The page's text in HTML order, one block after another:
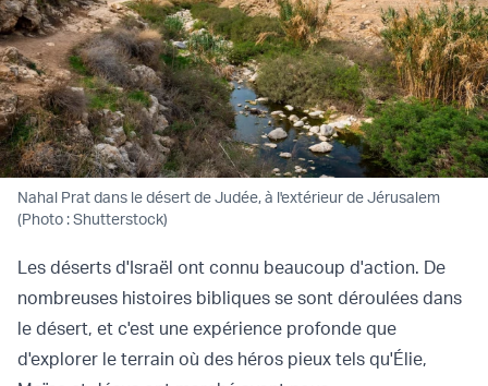
Nahal Prat dans le désert de Judée, à l'extérieur de Jérusalem
(Photo : Shutterstock)
Les déserts d'Israël ont connu beaucoup d'action. De
nombreuses histoires bibliques se sont déroulées dans
le désert, et c'est une expérience profonde que
d'explorer le terrain où des héros pieux tels qu'Élie,